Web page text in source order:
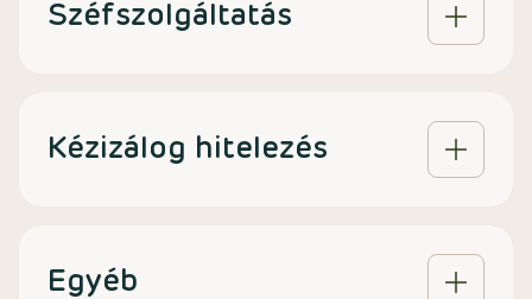
Széfszolgáltatás
Kézizálog hitelezés
Egyéb